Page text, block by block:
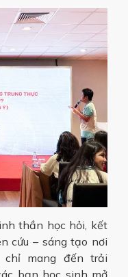
thần học hỏi, kết
cứu – sáng tạo nơi
mang đến trải